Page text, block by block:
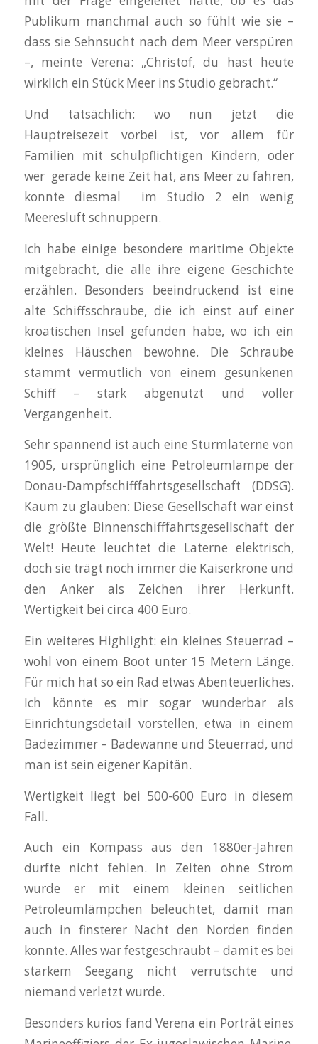
Publikum manchmal auch so fühlt wie sie –
dass sie Sehnsucht nach dem Meer verspüren
–, meinte Verena: „Christof, du hast heute
wirklich ein Stück Meer ins Studio gebracht.“
Und tatsächlich: wo nun jetzt die
Hauptreisezeit vorbei ist, vor allem für
Familien mit schulpflichtigen Kindern, oder
wer gerade keine Zeit hat, ans Meer zu fahren,
konnte diesmal im Studio 2 ein wenig
Meeresluft schnuppern.
Ich habe einige besondere maritime Objekte
mitgebracht, die alle ihre eigene Geschichte
erzählen. Besonders beeindruckend ist eine
alte Schiffsschraube, die ich einst auf einer
kroatischen Insel gefunden habe, wo ich ein
kleines Häuschen bewohne. Die Schraube
stammt vermutlich von einem gesunkenen
Schiff – stark abgenutzt und voller
Vergangenheit.
Sehr spannend ist auch eine Sturmlaterne von
1905, ursprünglich eine Petroleumlampe der
Donau-Dampfschifffahrtsgesellschaft (DDSG).
Kaum zu glauben: Diese Gesellschaft war einst
die größte Binnenschifffahrtsgesellschaft der
Welt! Heute leuchtet die Laterne elektrisch,
doch sie trägt noch immer die Kaiserkrone und
den Anker als Zeichen ihrer Herkunft.
Wertigkeit bei circa 400 Euro.
Ein weiteres Highlight: ein kleines Steuerrad –
wohl von einem Boot unter 15 Metern Länge.
Für mich hat so ein Rad etwas Abenteuerliches.
Ich könnte es mir sogar wunderbar als
Einrichtungsdetail vorstellen, etwa in einem
Badezimmer – Badewanne und Steuerrad, und
man ist sein eigener Kapitän.
Wertigkeit liegt bei 500-600 Euro in diesem
Fall.
Auch ein Kompass aus den 1880er-Jahren
durfte nicht fehlen. In Zeiten ohne Strom
wurde er mit einem kleinen seitlichen
Petroleumlämpchen beleuchtet, damit man
auch in finsterer Nacht den Norden finden
konnte. Alles war festgeschraubt – damit es bei
starkem Seegang nicht verrutschte und
niemand verletzt wurde.
Besonders kurios fand Verena ein Porträt eines